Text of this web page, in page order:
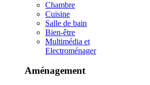
Chambre
Cuisine
Salle de bain
Bien-être
Multimédia et
Electroménager
Aménagement